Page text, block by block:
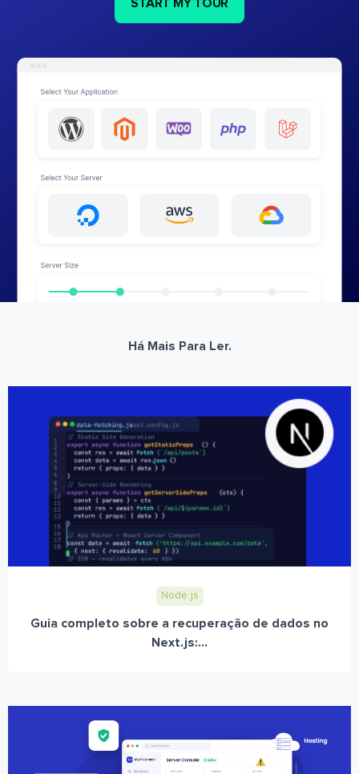
START MY TOUR
Há Mais Para Ler.
Node.js
Guia completo sobre a recuperação de dados no
Next.js:...